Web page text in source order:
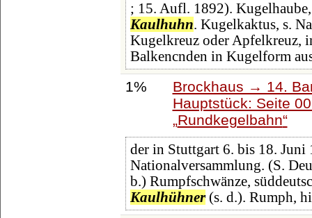
; 15. Aufl. 1892).
Kaulhuhn. Kugelkaktus, s.
Kugelkreuz oder Apfelkreuz,
Balkencnden in Kugelform
1%
Brockhaus → 14.
Hauptstück: Seite
Rundkegelbahn
der in Stuttgart 6. bis 18. Juni
Nationalversammlung. (S.
b.) Rumpfschwänze,
Kaulhühner(s. d.). Rumph,